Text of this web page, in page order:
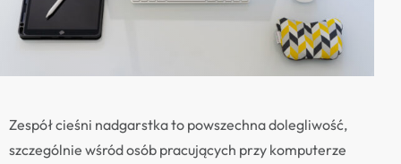
Zespół cieśni nadgarstka to powszechna dolegliwość,
szczególnie wśród osób pracujących przy komputerze